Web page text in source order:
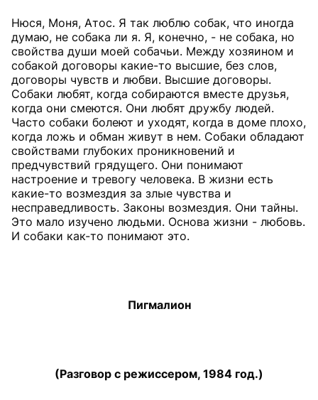
Нюся, Моня, Атос. Я так люблю собак, что иногда
думаю, не собака ли я. Я, конечно, - не собака, но
свойства души моей собачьи. Между хозяином и
собакой договоры какие-то высшие, без слов,
договоры чувств и любви. Высшие договоры.
Собаки любят, когда собираются вместе друзья,
когда они смеются. Они любят дружбу людей.
Часто собаки болеют и уходят, когда в доме плохо,
когда ложь и обман живут в нем. Собаки обладают
свойствами глубоких проникновений и
предчувствий грядущего. Они понимают
настроение и тревогу человека. В жизни есть
какие-то возмездия за злые чувства и
несправедливость. Законы возмездия. Они тайны.
Это мало изучено людьми. Основа жизни - любовь.
И собаки как-то понимают это.
Пигмалион
(Разговор с режиссером, 1984 год.)